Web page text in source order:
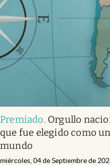
Premiado. Orgullo
que fue elegido como
mundo
miércoles, 04 de Septiembre de